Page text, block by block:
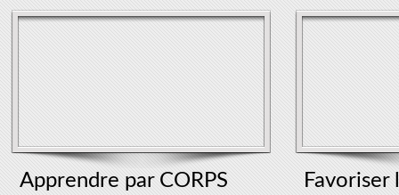
Apprendre par CORPS
Favoriser